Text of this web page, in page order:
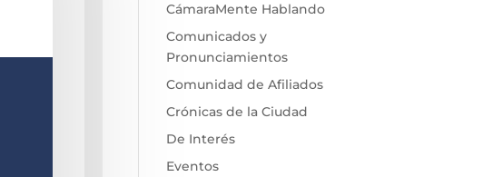
CámaraMente Hablando
Comunicados y
Pronunciamientos
Comunidad de Afiliados
Crónicas de la Ciudad
De Interés
Eventos